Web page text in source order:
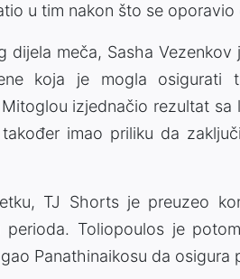
u tim nakon što se
dijela meča, Sasha
koja je mogla osigurati
izjednačio rezultat
imao priliku da
TJ Shorts je preuzeo
perioda. Toliopoulos je
Panathinaikosu da osigura